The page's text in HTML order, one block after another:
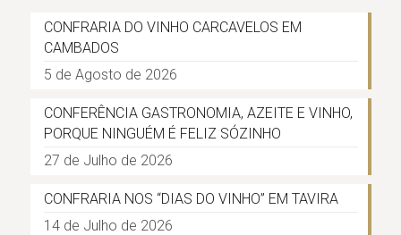
CONFRARIA DO VINHO CARCAVELOS EM
CAMBADOS
5 de Agosto de 2026
CONFERÊNCIA GASTRONOMIA, AZEITE E VINHO,
PORQUE NINGUÉM É FELIZ SÓZINHO
27 de Julho de 2026
CONFRARIA NOS “DIAS DO VINHO” EM TAVIRA
14 de Julho de 2026